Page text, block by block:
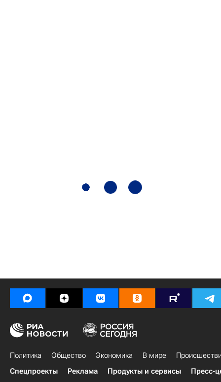
Политика Общество Экономика В мире
Спецпроекты
Реклама Продукты и сервисы Пресс-